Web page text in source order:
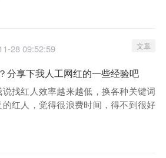
28 09:52:59 文章
分享下我人工网红的一些经验吧
找红人效率越来越低，换各种关键词
红人，觉得很浪费时间，得不到很好